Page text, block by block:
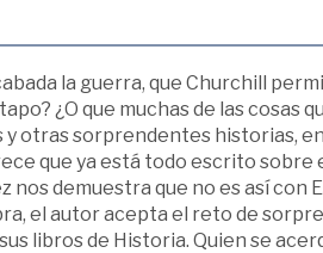
la guerra, que Churchill
¿O que muchas de las cosas
otras sorprendentes historias,
que ya está todo escrito sobre
demuestra que no es así con
el autor acepta el reto de
libros de Historia. Quien se